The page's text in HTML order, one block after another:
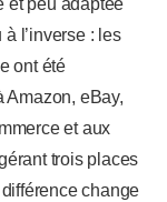
et peu adaptée
l’inverse : les
ont été
Amazon, eBay,
et aux
trois places
change